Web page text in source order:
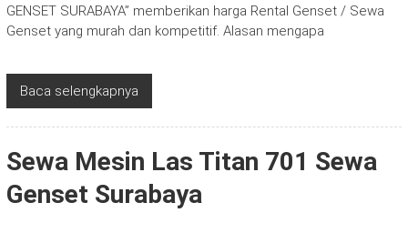
GENSET SURABAYA” memberikan harga Rental Genset / Sewa
Genset yang murah dan kompetitif. Alasan mengapa
Baca selengkapnya
Sewa Mesin Las Titan 701 Sewa
Genset Surabaya